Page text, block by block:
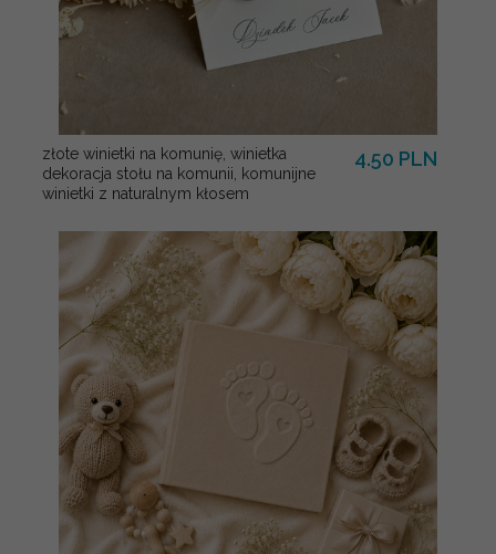
złote winietki na komunię, winietka
dekoracja stołu na komunii, komunijne
winietki z naturalnym kłosem
4.50 PLN